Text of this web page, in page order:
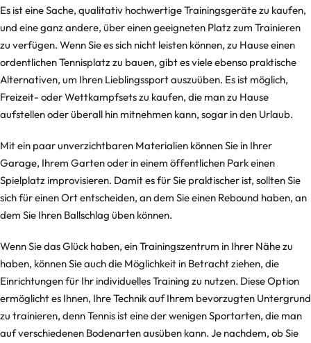
Es ist eine Sache, qualitativ hochwertige Trainingsgeräte zu kaufen,
und eine ganz andere, über einen geeigneten Platz zum Trainieren
zu verfügen. Wenn Sie es sich nicht leisten können, zu Hause einen
ordentlichen Tennisplatz zu bauen, gibt es viele ebenso praktische
Alternativen, um Ihren Lieblingssport auszuüben. Es ist möglich,
Freizeit- oder Wettkampfsets zu kaufen, die man zu Hause
aufstellen oder überall hin mitnehmen kann, sogar in den Urlaub.
Mit ein paar unverzichtbaren Materialien können Sie in Ihrer
Garage, Ihrem Garten oder in einem öffentlichen Park einen
Spielplatz improvisieren. Damit es für Sie praktischer ist, sollten Sie
sich für einen Ort entscheiden, an dem Sie einen Rebound haben, an
dem Sie Ihren Ballschlag üben können.
Wenn Sie das Glück haben, ein Trainingszentrum in Ihrer Nähe zu
haben, können Sie auch die Möglichkeit in Betracht ziehen, die
Einrichtungen für Ihr individuelles Training zu nutzen. Diese Option
ermöglicht es Ihnen, Ihre Technik auf Ihrem bevorzugten Untergrund
zu trainieren, denn Tennis ist eine der wenigen Sportarten, die man
auf verschiedenen Bodenarten ausüben kann. Je nachdem, ob Sie